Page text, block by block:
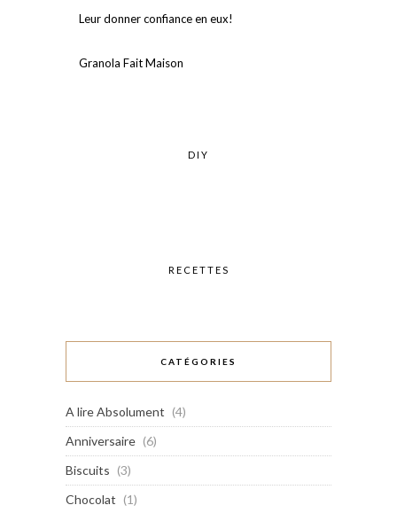
Leur donner confiance en eux!⠀
Granola Fait Maison
DIY
RECETTES
CATÉGORIES
A lire Absolument (4)
Anniversaire (6)
Biscuits (3)
Chocolat (1)